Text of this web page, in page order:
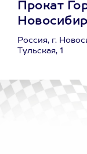
Прокат
Россия, г.
Тульская, 1